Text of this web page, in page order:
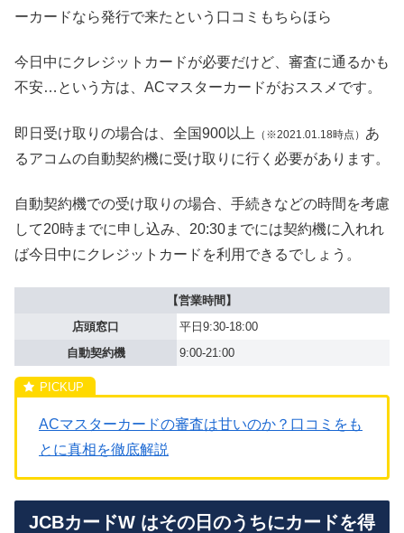
ーカードなら発行で来たという口コミもちらほら
今日中にクレジットカードが必要だけど、審査に通るかも
不安…という方は、ACマスターカードがおススメです。
即日受け取りの場合は、全国900以上 （※2021.01.18時点） あ
るアコムの自動契約機に受け取りに行く必要があります。
自動契約機での受け取りの場合、手続きなどの時間を考慮
して20時までに申し込み、20:30までには契約機に入れれ
ば今日中にクレジットカードを利用できるでしょう。
【営業時間】
店頭窓口
平日9:30-18:00
自動契約機
9:00-21:00
ACマスターカードの審査は甘いのか？口コミをも
とに真相を徹底解説
JCBカードW はその日のうちにカードを得